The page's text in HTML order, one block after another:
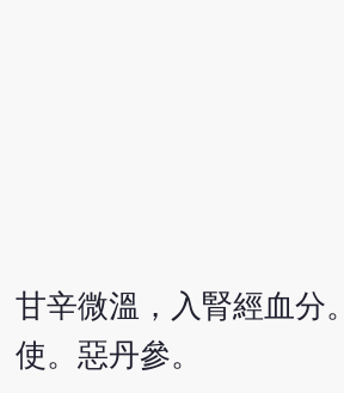
甘辛微溫，入腎經血分
使。惡丹參。